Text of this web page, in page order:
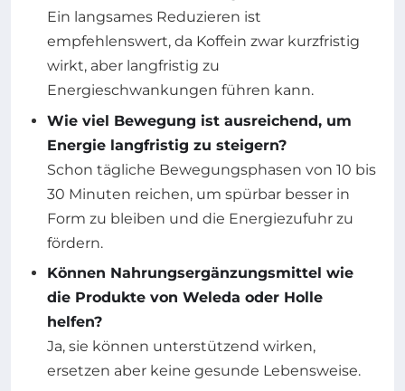
Ein langsames Reduzieren ist
empfehlenswert, da Koffein zwar kurzfristig
wirkt, aber langfristig zu
Energieschwankungen führen kann.
Wie viel Bewegung ist ausreichend, um
Energie langfristig zu steigern?
Schon tägliche Bewegungsphasen von 10 bis
30 Minuten reichen, um spürbar besser in
Form zu bleiben und die Energiezufuhr zu
fördern.
Können Nahrungsergänzungsmittel wie
die Produkte von Weleda oder Holle
helfen?
Ja, sie können unterstützend wirken,
ersetzen aber keine gesunde Lebensweise.